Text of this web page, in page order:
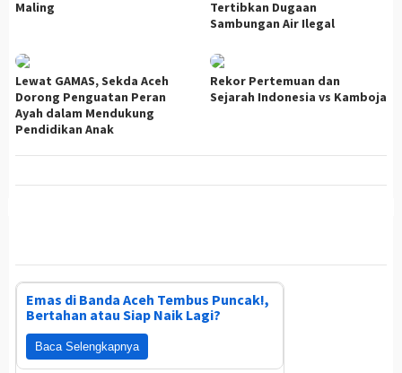
Maling
Tertibkan Dugaan
Sambungan Air Ilegal
Lewat GAMAS, Sekda Aceh
Dorong Penguatan Peran
Ayah dalam Mendukung
Pendidikan Anak
Rekor Pertemuan dan
Sejarah Indonesia vs Kamboja
Emas di Banda Aceh Tembus Puncak!,
Bertahan atau Siap Naik Lagi?
Baca Selengkapnya